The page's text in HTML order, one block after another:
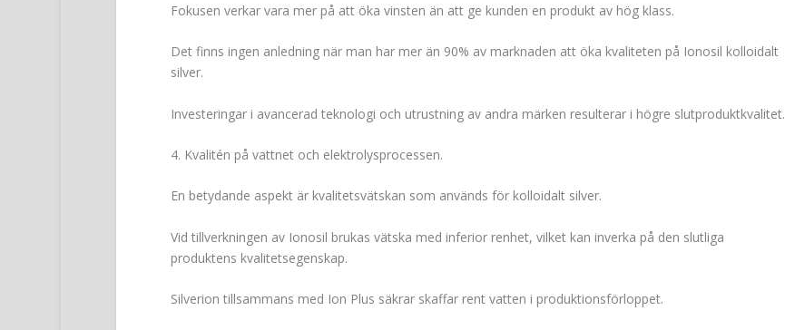
Fokusen verkar vara mer på att öka vinsten än att ge kunden en produkt av hög klass.
Det finns ingen anledning när man har mer än 90% av marknaden att öka kvaliteten på Ionosil kolloidalt
silver.
Investeringar i avancerad teknologi och utrustning av andra märken resulterar i högre slutproduktkvalitet.
4. Kvalitén på vattnet och elektrolysprocessen.
En betydande aspekt är kvalitetsvätskan som används för kolloidalt silver.
Vid tillverkningen av Ionosil brukas vätska med inferior renhet, vilket kan inverka på den slutliga
produktens kvalitetsegenskap.
Silverion tillsammans med Ion Plus säkrar skaffar rent vatten i produktionsförloppet.